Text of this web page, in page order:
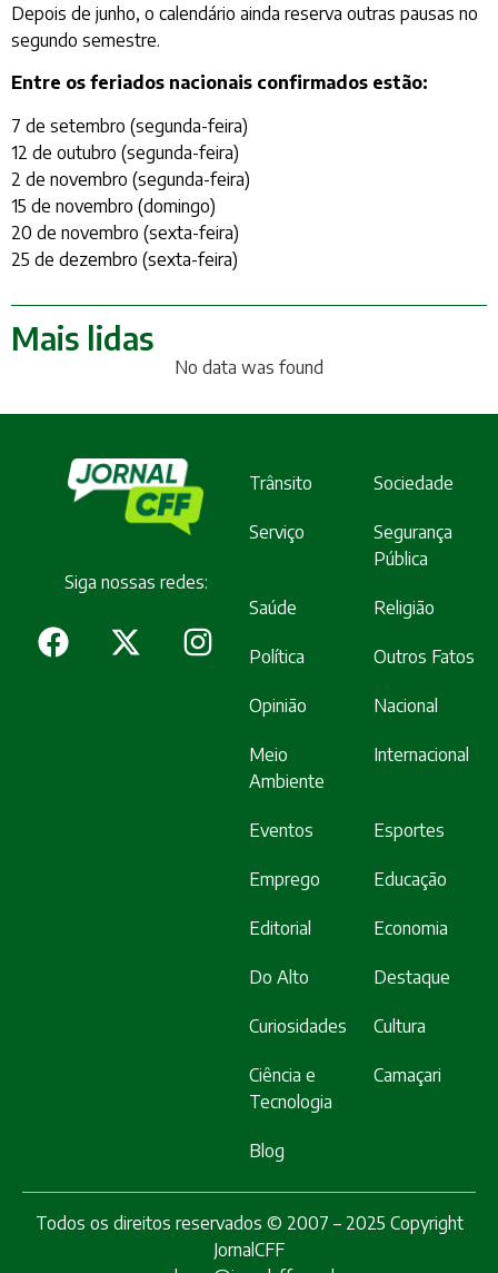
Depois de junho, o calendário ainda reserva outras pausas no
segundo semestre.
Entre os feriados nacionais confirmados estão:
7 de setembro (segunda-feira)
12 de outubro (segunda-feira)
2 de novembro (segunda-feira)
15 de novembro (domingo)
20 de novembro (sexta-feira)
25 de dezembro (sexta-feira)
Mais lidas
No data was found
Siga nossas redes:
Trânsito Sociedade
Serviço
Segurança
Pública
Saúde Religião
Política Outros Fatos
Opinião Nacional
Meio
Ambiente
Internacional
Eventos Esportes
Emprego Educação
Editorial Economia
Do Alto Destaque
Curiosidades Cultura
Ciência e
Tecnologia
Camaçari
Blog
Todos os direitos reservados © 2007 – 2025 Copyright
JornalCFF